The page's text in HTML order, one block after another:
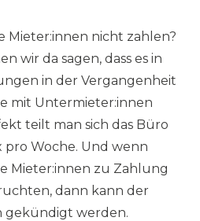
Mieter:innen nicht zahlen?
wir da sagen, dass es in
in der Vergangenheit
mit Untermieter:innen
teilt man sich das Büro
pro Woche. Und wenn
Mieter:innen zu Zahlung
dann kann der
gekündigt werden.